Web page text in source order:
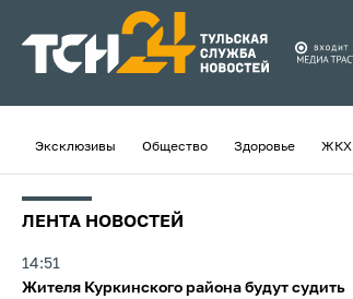
Эксклюзивы Общество Здоровье ЖКХ
ЛЕНТА НОВОСТЕЙ
14:51
Жителя Куркинского района будут судить